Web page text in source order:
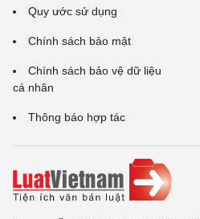
Quy ước sử dụng
Chính sách bảo mật
Chính sách bảo vệ dữ liệu
cá nhân
Thông báo hợp tác